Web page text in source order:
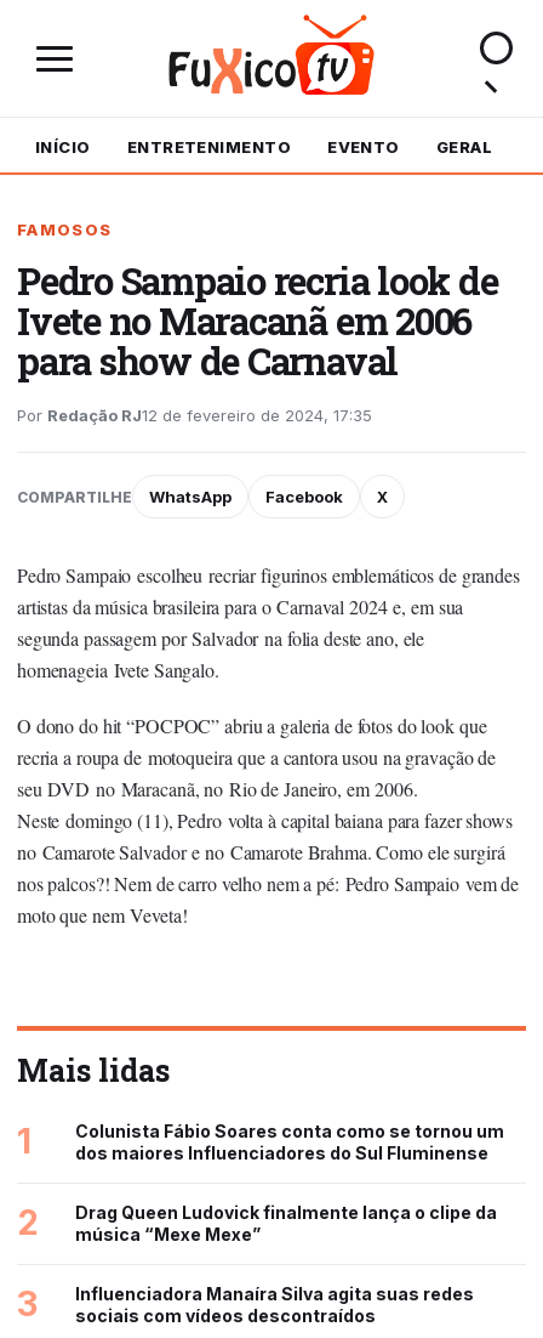
INÍCIO ENTRETENIMENTO EVENTO GERAL
FAMOSOS
Pedro Sampaio recria look de
Ivete no Maracanã em 2006
para show de Carnaval
Por Redação RJ12 de fevereiro de 2024, 17:35
COMPARTILHE WhatsApp Facebook X
Pedro Sampaio escolheu recriar figurinos emblemáticos de grandes
artistas da música brasileira para o Carnaval 2024 e, em sua
segunda passagem por Salvador na folia deste ano, ele
homenageia Ivete Sangalo.
O dono do hit “POCPOC” abriu a galeria de fotos do look que
recria a roupa de motoqueira que a cantora usou na gravação de
seu DVD no Maracanã, no Rio de Janeiro, em 2006.
Neste domingo (11), Pedro volta à capital baiana para fazer shows
no Camarote Salvador e no Camarote Brahma. Como ele surgirá
nos palcos?! Nem de carro velho nem a pé: Pedro Sampaio vem de
moto que nem Veveta!
Mais lidas
1
Colunista Fábio Soares conta como se tornou um
dos maiores Influenciadores do Sul Fluminense
2
Drag Queen Ludovick finalmente lança o clipe da
música “Mexe Mexe”
3
Influenciadora Manaíra Silva agita suas redes
sociais com vídeos descontraídos